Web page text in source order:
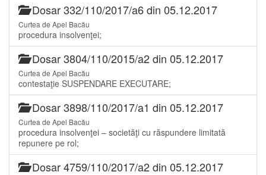
Dosar 332/110/2017/a6 din 05.12.2017
Curtea de Apel Bacău
procedura insolvenţei;
Dosar 3804/110/2015/a2 din 05.12.2017
Curtea de Apel Bacău
contestaţie SUSPENDARE EXECUTARE;
Dosar 3898/110/2017/a1 din 05.12.2017
Curtea de Apel Bacău
procedura insolvenţei – societăţi cu răspundere limitată
repunere pe rol;
Dosar 4759/110/2017/a2 din 05.12.2017